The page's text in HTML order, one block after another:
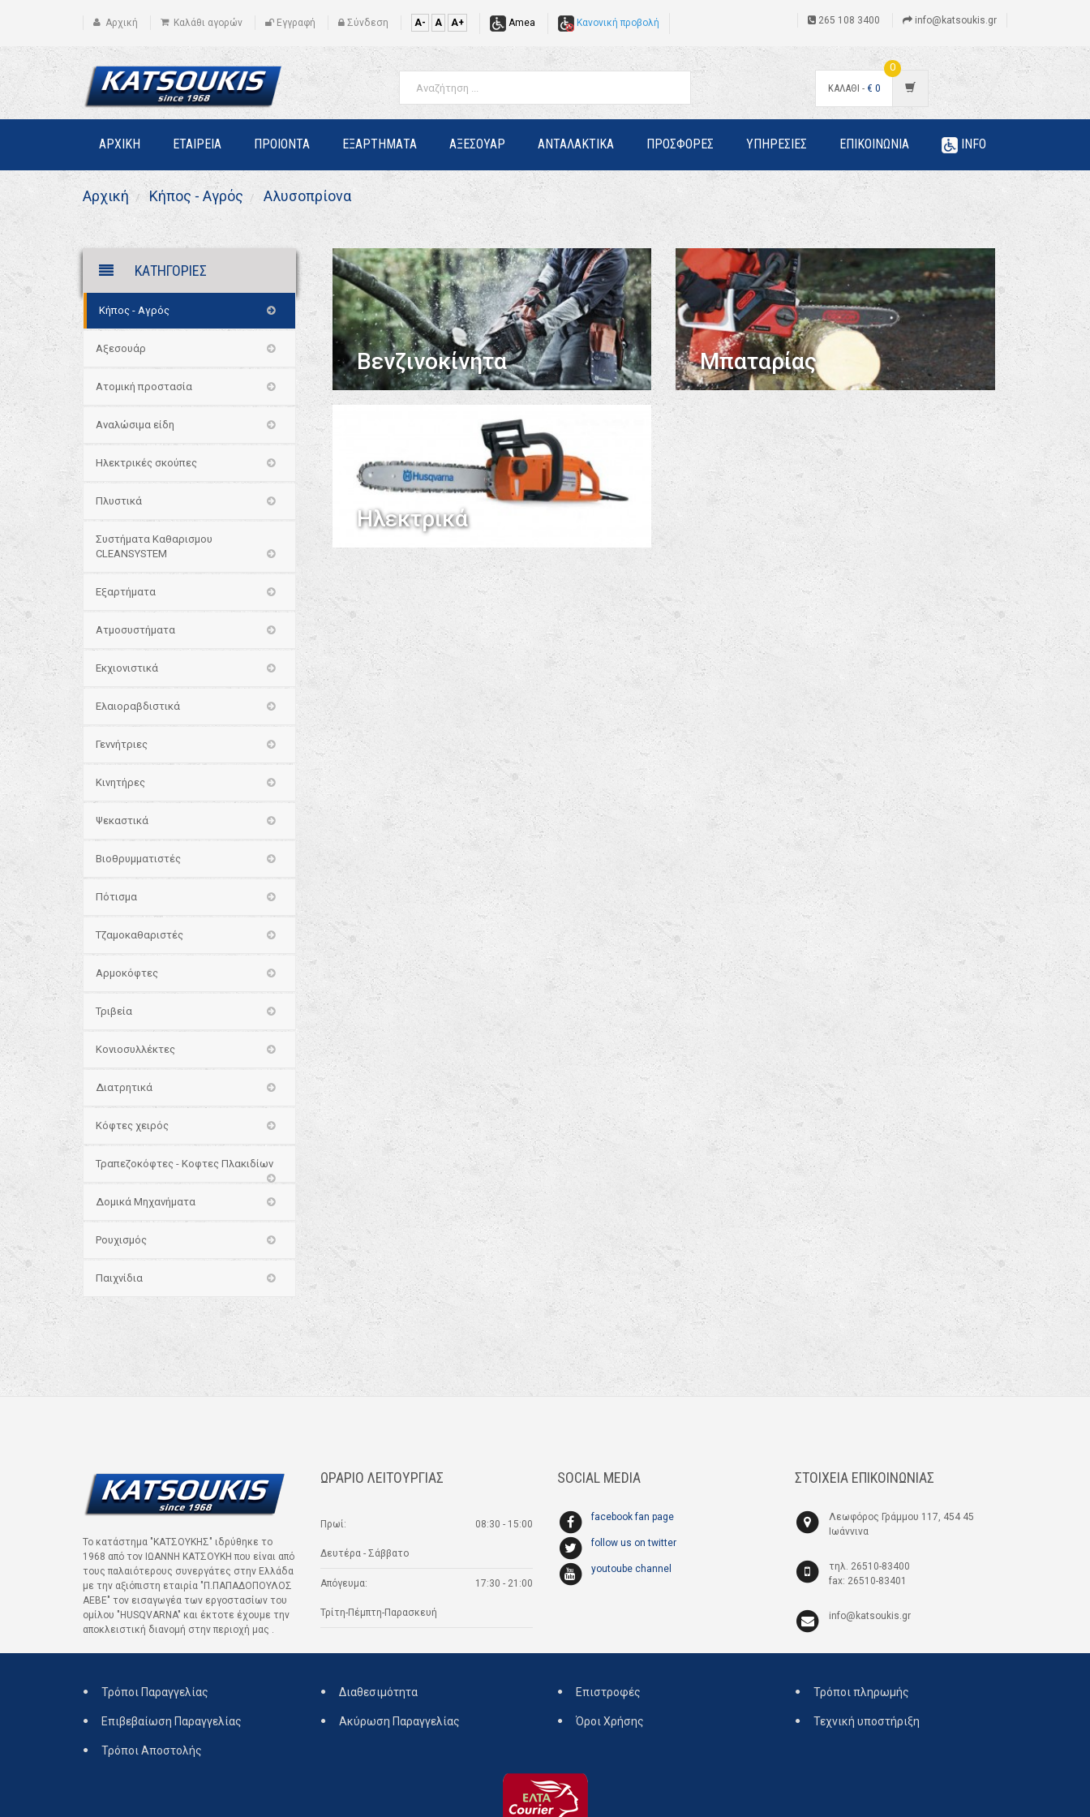
Αρχική Καλάθι αγορών Εγγραφή Σύνδεση A- A A+ Amea Κανονική προβολή 265 108 3400 info@katsoukis.gr
ΚΑΛΑΘΙ - € 0
0
ΑΡΧΙΚΗ ΕΤΑΙΡΕΙΑ ΠΡΟΙΟΝΤΑ ΕΞΑΡΤΗΜΑΤΑ ΑΞΕΣΟΥΑΡ ΑΝΤΑΛΑΚΤΙΚΑ ΠΡΟΣΦΟΡΕΣ ΥΠΗΡΕΣΙΕΣ ΕΠΙΚΟΙΝΩΝΙΑ INFO
Αρχική Κήπος - Αγρός Αλυσοπρίονα
ΚΑΤΗΓΟΡΙΕΣ
Κήπος - Αγρός
Αξεσουάρ
Ατομική προστασία
Αναλώσιμα είδη
Ηλεκτρικές σκούπες
Πλυστικά
Συστήματα Καθαρισμου
CLEANSYSTEM
Εξαρτήματα
Ατμοσυστήματα
Εκχιονιστικά
Ελαιοραβδιστικά
Γεννήτριες
Κινητήρες
Ψεκαστικά
Βιοθρυμματιστές
Πότισμα
Τζαμοκαθαριστές
Αρμοκόφτες
Τριβεία
Κονιοσυλλέκτες
Διατρητικά
Κόφτες χειρός
Τραπεζοκόφτες - Κοφτες Πλακιδίων
Δομικά Μηχανήματα
Ρουχισμός
Παιχνίδια
Βενζινοκίνητα Μπαταρίας
Ηλεκτρικά
Το κατάστημα "ΚΑΤΣΟΥΚΗΣ" ιδρύθηκε το
1968 από τον ΙΩΑΝΝΗ ΚΑΤΣΟΥΚΗ που είναι από
τους παλαιότερους συνεργάτες στην Ελλάδα
με την αξιόπιστη εταιρία "Π.ΠΑΠΑΔΟΠΟΥΛΟΣ
ΑΕΒΕ" τον εισαγωγέα των εργοστασίων του
ομίλου "HUSQVARNA" και έκτοτε έχουμε την
αποκλειστική διανομή στην περιοχή μας .
ΩΡΑΡΙΟ ΛΕΙΤΟΥΡΓΙΑΣ
Πρωί:
Δευτέρα - Σάββατο
08:30 - 15:00
Απόγευμα:
Τρίτη-Πέμπτη-Παρασκευή
17:30 - 21:00
SOCIAL MEDIA
facebook fan page
follow us on twitter
youtoube channel
ΣΤΟΙΧΕΙΑ ΕΠΙΚΟΙΝΩΝΙΑΣ
Λεωφόρος Γράμμου 117, 454 45
Ιωάννινα
τηλ. 26510-83400
fax: 26510-83401
info@katsoukis.gr
Τρόποι Παραγγελίας
Επιβεβαίωση Παραγγελίας
Τρόποι Αποστολής
Διαθεσιμότητα
Ακύρωση Παραγγελίας
Επιστροφές
Όροι Χρήσης
Τρόποι πληρωμής
Τεχνική υποστήριξη